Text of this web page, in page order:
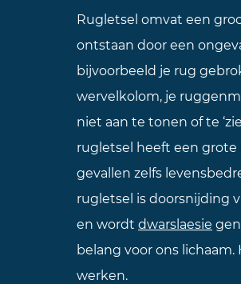
Rugletsel omvat een
ontstaan door een
bijvoorbeeld je rug
wervelkolom, je
niet aan te tonen of te
rugletsel heeft een
gevallen zelfs
rugletsel is doorsnijding
en wordt dwarslaesie
belang voor ons
werken.